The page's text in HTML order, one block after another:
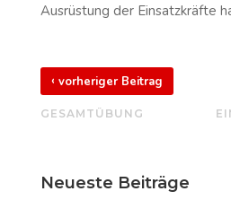
Ausrüstung der Einsatzkräfte
‹ vorheriger Beitrag
GESAMTÜBUNG
Neueste Beiträge